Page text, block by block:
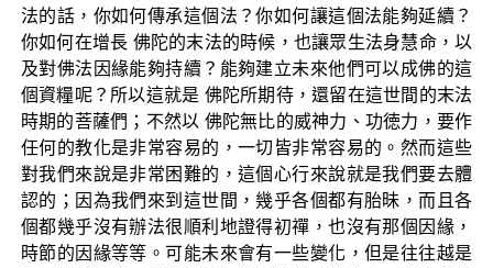
法的話，你如何傳承這個法？你如何讓這個法能夠延續？
你如何在增長 佛陀的末法的時候，也讓眾生法身慧命，以
及對佛法因緣能夠持續？能夠建立未來他們可以成佛的這
個資糧呢？所以這就是 佛陀所期待，還留在這世間的末法
時期的菩薩們；不然以 佛陀無比的威神力、功徳力，要作
任何的教化是非常容易的，一切皆非常容易的。然而這些
對我們來說是非常困難的，這個心行來說就是我們要去體
認的；因為我們來到這世間，幾乎各個都有胎昧，而且各
個都幾乎沒有辦法很順利地證得初禪，也沒有那個因緣，
時節的因緣等等。可能未來會有一些變化，但是往往越是